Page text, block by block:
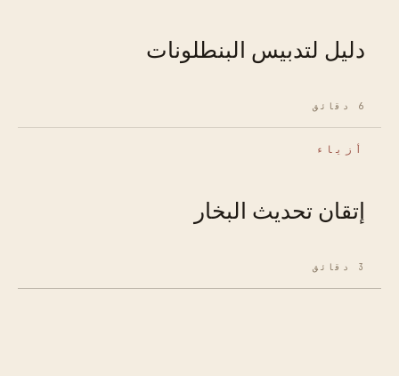
دليل لتدبيس البنطلونات
6 دقائق
أزياء
إتقان تحديث البخار
3 دقائق